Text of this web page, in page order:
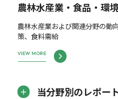
農林水産業・食品・環
農林水産業および関連分野の動
策、食料需給
VIEW MORE
当分野別のレポー